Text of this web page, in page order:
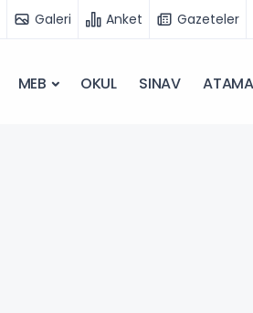
Galeri Anket Gazeteler
MEB OKUL SINAV ATAMA